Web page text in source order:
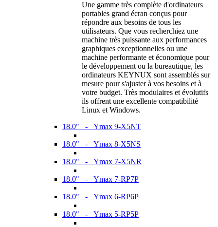
Une gamme très complète d'ordinateurs
portables grand écran conçus pour
répondre aux besoins de tous les
utilisateurs. Que vous recherchiez une
machine très puissante aux performances
graphiques exceptionnelles ou une
machine performante et économique pour
le développement ou la bureautique, les
ordinateurs KEYNUX sont assemblés sur
mesure pour s'ajuster à vos besoins et à
votre budget. Très modulaires et évolutifs
ils offrent une excellente compatibilité
Linux et Windows.
18.0" - Ymax 9-X5NT
18.0" - Ymax 8-X5NS
18.0" - Ymax 7-X5NR
18.0" - Ymax 7-RP7P
18.0" - Ymax 6-RP6P
18.0" - Ymax 5-RP5P